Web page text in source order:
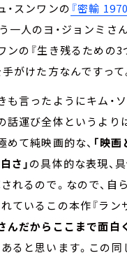
・スンワンの 『密輸 1970
一人のヨ・ジョンミさ
ンの『生き残るための3
手がけた方なんですって
も言ったようにキム・
話運び全体というより
めて純映画的な、 「映
さ」の具体的な表現、
れるので。なので、自
ているこの本作『ランサ
んだからここまで面白
ると思います。この同